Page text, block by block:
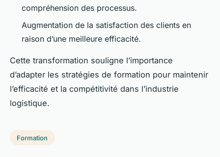
compréhension des processus.
Augmentation de la satisfaction des clients en
raison d’une meilleure efficacité.
Cette transformation souligne l’importance
d’adapter les stratégies de formation pour maintenir
l’efficacité et la compétitivité dans l’industrie
logistique.
Formation